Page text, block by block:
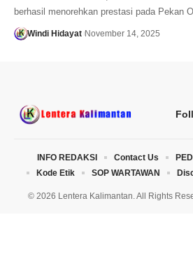
berhasil menorehkan prestasi pada Pekan
Windi Hidayat November 14, 2025
© 2026 Lentera Kalimantan. All Rights
INFO REDAKSI Contact Us
Kode Etik
SOP WARTAWAN